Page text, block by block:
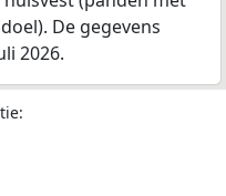
De gegevens
2026.